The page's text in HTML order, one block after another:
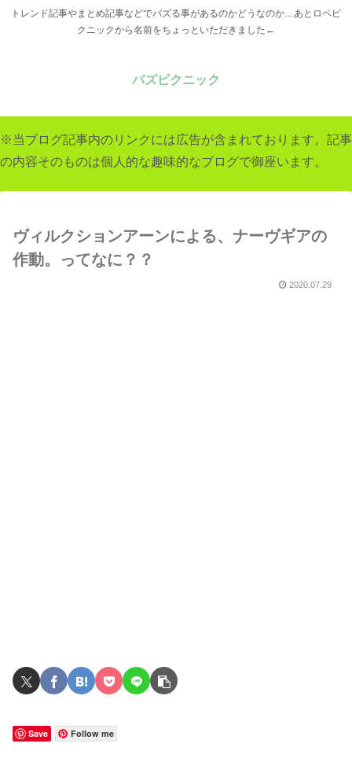
トレンド記事やまとめ記事などでバズる事があるのかどうなのか…あとロペピ
クニックから名前をちょっといただきました←
バズピクニック
※当ブログ記事内のリンクには広告が含まれております。記事
の内容そのものは個人的な趣味的なブログで御座います。
ヴィルクションアーンによる、ナーヴギアの
作動。ってなに？？
2020.07.29
Save Follow me